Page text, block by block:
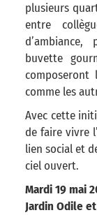
plusieurs
entre
d’ambiance,
buvette
composeront
comme les
Avec cette
de faire vivre
lien social et
ciel ouvert.
Mardi 19 mai
Jardin Odile